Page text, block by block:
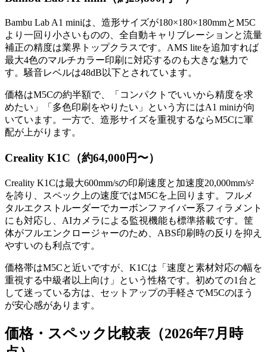
Bambu Lab A1 miniは、造形サイズが180×180×180mmとM5C
より一回り小さいものの、全自動キャリブレーションと流量
補正の精度は業界トップクラスです。AMS liteを追加すれば
最大4色のマルチカラー印刷に対応するのも大きな魅力で
す。騒音レベルは48dB以下とされています。
価格はM5Cの約半額で、「コンパクトでいいから精度を求
めたい」「多色印刷をやりたい」という方にはA1 miniが向
いています。一方で、造形サイズを重視するならM5Cに軍
配が上がります。
Creality K1C（約64,000円〜）
Creality K1Cは最大600mm/sの印刷速度と加速度20,000mm/s²
を誇り、スペック上の速度ではM5Cを上回ります。フルメ
タルエクストルーダーでカーボンファイバー系フィラメント
にも対応し、AIカメラによる監視機能も標準搭載です。筐
体がフルエンクロージャーのため、ABS印刷時の反りを抑え
やすいのも利点です。
価格帯はM5Cと近いですが、K1Cは「速度と素材対応の幅を
重視する中級者以上向け」という性格です。初めての1台と
して迷っている方は、セットアップの手軽さでM5Cのほう
が安心感があります。
価格・スペック比較表（2026年7月時